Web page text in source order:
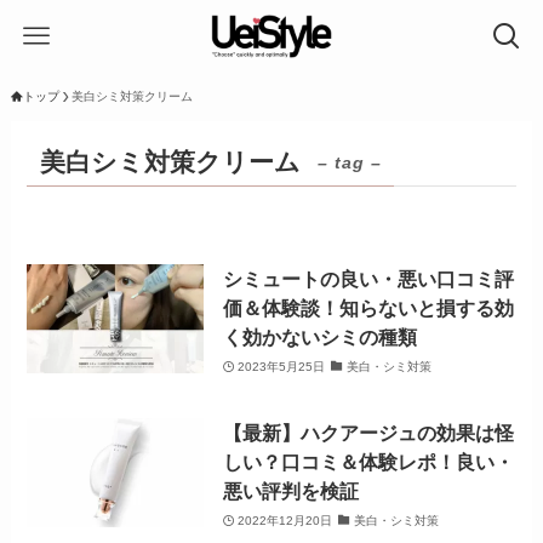
トップ 美白シミ対策クリーム
美白シミ対策クリーム – tag –
シミュートの良い・悪い口コミ評
価＆体験談！知らないと損する効
く効かないシミの種類
2023年5月25日 美白・シミ対策
【最新】ハクアージュの効果は怪
しい？口コミ＆体験レポ！良い・
悪い評判を検証
2022年12月20日 美白・シミ対策